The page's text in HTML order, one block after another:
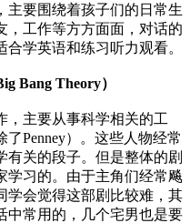
主要围绕着孩子们的日常生
，工作等方方面面，对话的
学英语和练习听力观看。
Bang Theory）
，主要从事科学相关的工
Penney）。这些人物经常
有关的段子。但是整体的剧
学习的。由于主角们经常飚
学会觉得这部剧比较难，其
中常用的，几个宅男也是要